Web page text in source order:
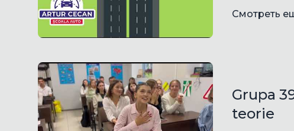
Смотреть
Grupa
teorie